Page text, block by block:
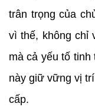
trân trọng của
vì thế, không chỉ
mà cả yếu tố tinh
này giữ vững vị
cấp.